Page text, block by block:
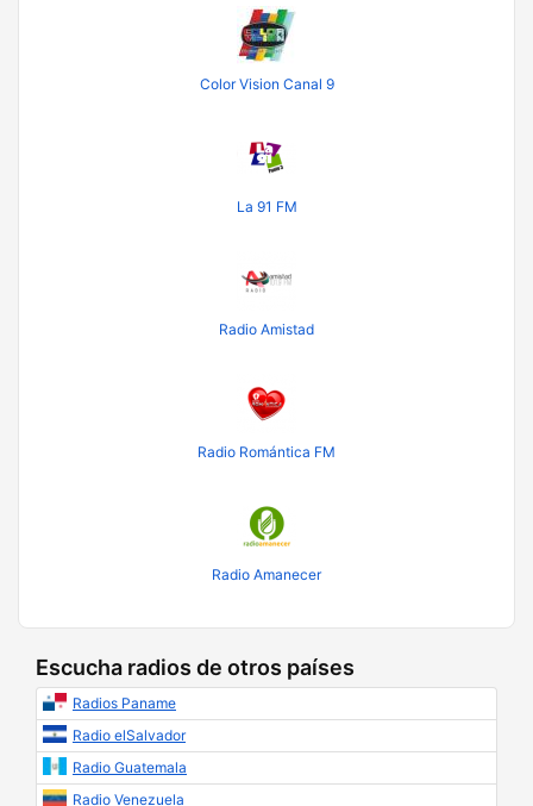
Color Vision Canal 9
La 91 FM
Radio Amistad
Radio Romántica FM
Radio Amanecer
Escucha radios de otros países
Radios Paname
Radio elSalvador
Radio Guatemala
Radio Venezuela